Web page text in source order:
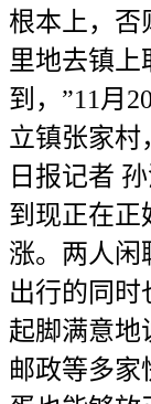
根本上，否
里地去镇
到，”11月
立镇张家村
日报记者
到现正在正
涨。两人闲
出行的同时
起脚满意地
邮政等多家